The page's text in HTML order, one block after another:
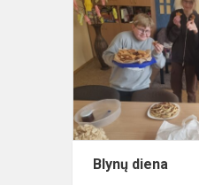
Blynų diena